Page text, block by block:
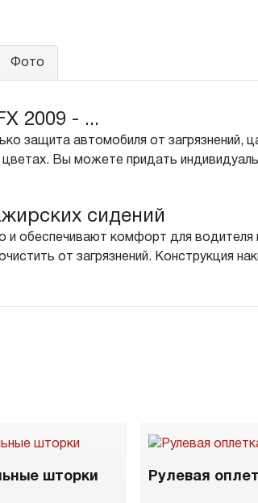
Фото
2009 - ...
защита автомобиля от загрязнений,
Вы можете придать
сидений
и обеспечивают комфорт для
от загрязнений. Конструкция
шторки Рулевая